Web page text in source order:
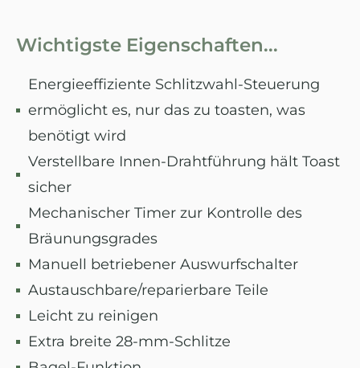
Wichtigste Eigenschaften...
Energieeffiziente Schlitzwahl-Steuerung
ermöglicht es, nur das zu toasten, was
benötigt wird
Verstellbare Innen-Drahtführung hält Toast
sicher
Mechanischer Timer zur Kontrolle des
Bräunungsgrades
Manuell betriebener Auswurfschalter
Austauschbare/reparierbare Teile
Leicht zu reinigen
Extra breite 28-mm-Schlitze